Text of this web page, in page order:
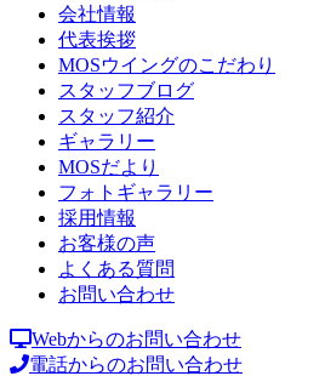
会社情報
代表挨拶
MOSウイングのこだわり
スタッフブログ
スタッフ紹介
ギャラリー
MOSだより
フォトギャラリー
採用情報
お客様の声
よくある質問
お問い合わせ
Webからのお問い合わせ
電話からのお問い合わせ